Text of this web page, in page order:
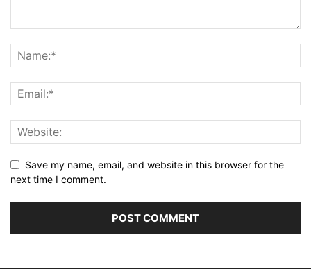
Save my name, email, and website in this browser for the
next time I comment.